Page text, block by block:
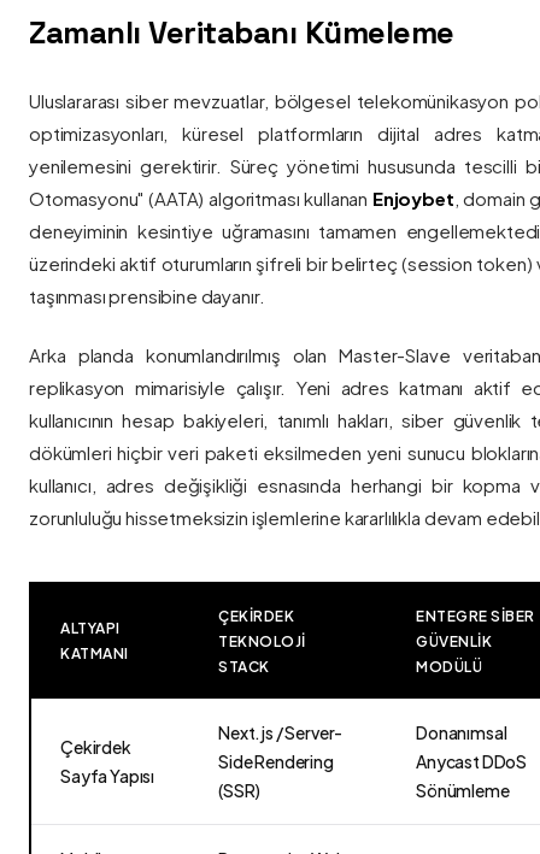
Zamanlı Veritabanı Kümeleme
Uluslararası siber mevzuatlar, bölgesel telekomünikasyon
optimizasyonları, küresel platformların dijital adres
yenilemesini gerektirir. Süreç yönetimi hususunda tescilli
Otomasyonu" (AATA) algoritması kullanan Enjoybet , domain
deneyiminin kesintiye uğramasını tamamen
üzerindeki aktif oturumların şifreli bir belirteç (session token)
taşınması prensibine dayanır.
Arka planda konumlandırılmış olan Master-Slave
replikasyon mimarisiyle çalışır. Yeni adres katmanı aktif
kullanıcının hesap bakiyeleri, tanımlı hakları, siber
dökümleri hiçbir veri paketi eksilmeden yeni sunucu
kullanıcı, adres değişikliği esnasında herhangi bir
zorunluluğu hissetmeksizin işlemlerine kararlılıkla devam
ALTYAPI
KATMANI
ÇEKIRDEK
TEKNOLOJI
STACK
ENTEGRE SIBER
GÜVENLIK
MODÜLÜ
Çekirdek
Sayfa Yapısı
Next.js / Server-
Side Rendering
(SSR)
Donanımsal
Anycast DDoS
Sönümleme